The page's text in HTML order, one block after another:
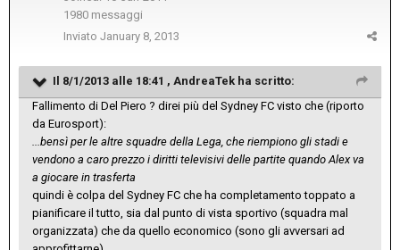
1980 messaggi
Inviato January 8, 2013
Il 8/1/2013 alle 18:41 , AndreaTek ha scritto:
Fallimento di Del Piero ? direi più del Sydney FC visto che (riporto
da Eurosport):
...bensì per le altre squadre della Lega, che riempiono gli stadi e
vendono a caro prezzo i diritti televisivi delle partite quando Alex va
a giocare in trasferta
quindi è colpa del Sydney FC che ha completamento toppato a
pianificare il tutto, sia dal punto di vista sportivo (squadra mal
organizzata) che da quello economico (sono gli avversari ad